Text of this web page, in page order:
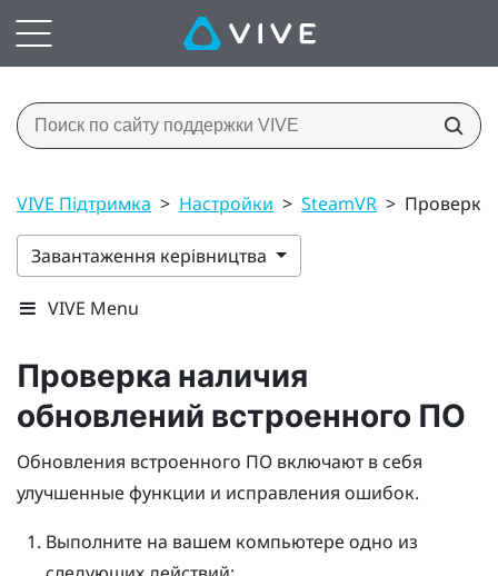
VIVE Підтримка > Настройки > SteamVR > Проверка
Завантаження керівництва
VIVE Menu
Проверка наличия
обновлений встроенного ПО
Обновления встроенного ПО включают в себя
улучшенные функции и исправления ошибок.
Выполните на вашем компьютере одно из